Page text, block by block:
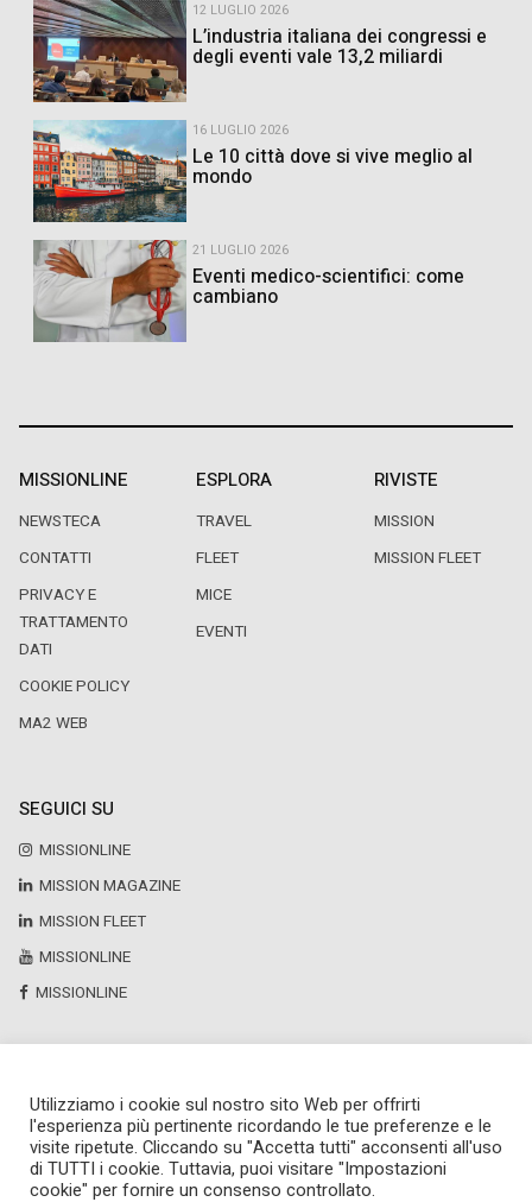
12 LUGLIO 2026
L’industria italiana dei congressi e
degli eventi vale 13,2 miliardi
16 LUGLIO 2026
Le 10 città dove si vive meglio al
mondo
21 LUGLIO 2026
Eventi medico-scientifici: come
cambiano
MISSIONLINE
NEWSTECA
CONTATTI
PRIVACY E
TRATTAMENTO
DATI
COOKIE POLICY
MA2 WEB
ESPLORA
TRAVEL
FLEET
MICE
EVENTI
RIVISTE
MISSION
MISSION FLEET
SEGUICI SU
MISSIONLINE
MISSION MAGAZINE
MISSION FLEET
MISSIONLINE
MISSIONLINE
Copyright © 2025 by Newsteca
P.Iva 13171520151
Newsteca S.r.l.
Via Larga, 6
Utilizziamo i cookie sul nostro sito Web per offrirti
l'esperienza più pertinente ricordando le tue preferenze e le
visite ripetute. Cliccando su "Accetta tutti" acconsenti all'uso
di TUTTI i cookie. Tuttavia, puoi visitare "Impostazioni
cookie" per fornire un consenso controllato.